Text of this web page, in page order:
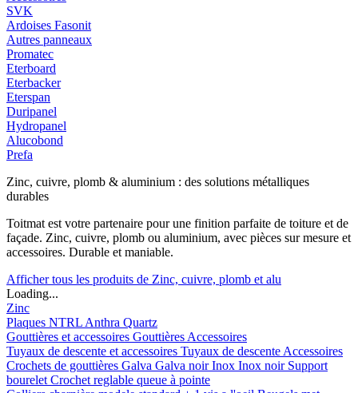
SVK
Ardoises Fasonit
Autres panneaux
Promatec
Eterboard
Eterbacker
Eterspan
Duripanel
Hydropanel
Alucobond
Prefa
Zinc, cuivre, plomb & aluminium : des solutions métalliques
durables
Toitmat est votre partenaire pour une finition parfaite de toiture et de
façade. Zinc, cuivre, plomb ou aluminium, avec pièces sur mesure et
accessoires. Durable et maniable.
Afficher tous les produits de Zinc, cuivre, plomb et alu
Loading...
Zinc
Plaques NTRL Anthra Quartz
Gouttières et accessoires Gouttières Accessoires
Tuyaux de descente et accessoires Tuyaux de descente Accessoires
Crochets de gouttières Galva Galva noirInox Inox noir Support
bourelet Crochet reglable queue à pointe